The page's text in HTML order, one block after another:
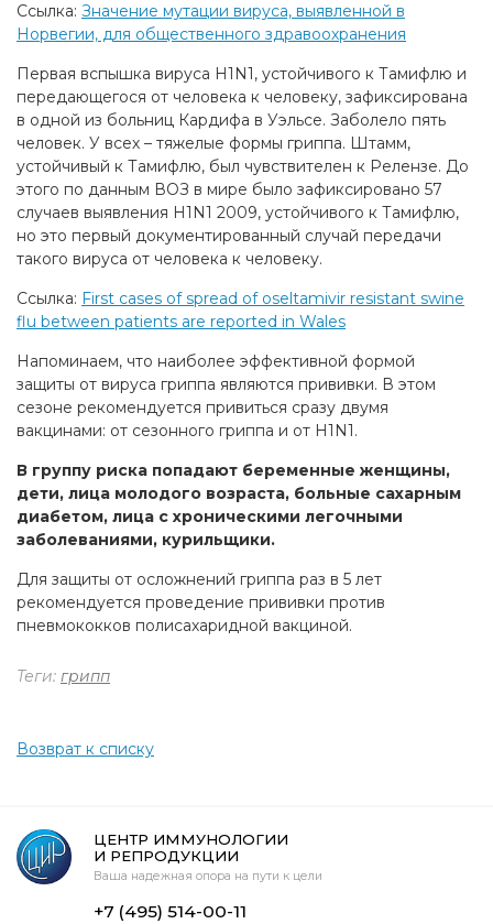
Ссылка: Значение мутации вируса, выявленной в
Норвегии, для общественного здравоохранения
Первая вспышка вируса H1N1, устойчивого к Тамифлю и
передающегося от человека к человеку, зафиксирована
в одной из больниц Кардифа в Уэльсе. Заболело пять
человек. У всех – тяжелые формы гриппа. Штамм,
устойчивый к Тамифлю, был чувствителен к Релензе. До
этого по данным ВОЗ в мире было зафиксировано 57
случаев выявления H1N1 2009, устойчивого к Тамифлю,
но это первый документированный случай передачи
такого вируса от человека к человеку.
Ссылка: First cases of spread of oseltamivir resistant swine
flu between patients are reported in Wales
Напоминаем, что наиболее эффективной формой
защиты от вируса гриппа являются прививки. В этом
сезоне рекомендуется привиться сразу двумя
вакцинами: от сезонного гриппа и от H1N1.
В группу риска попадают беременные женщины,
дети, лица молодого возраста, больные сахарным
диабетом, лица с хроническими легочными
заболеваниями, курильщики.
Для защиты от осложнений гриппа раз в 5 лет
рекомендуется проведение прививки против
пневмококков полисахаридной вакциной.
Теги: грипп
Возврат к списку
ЦЕНТР ИММУНОЛОГИИ
И РЕПРОДУКЦИИ
Ваша надежная опора на пути к цели
+7 (495) 514-00-11